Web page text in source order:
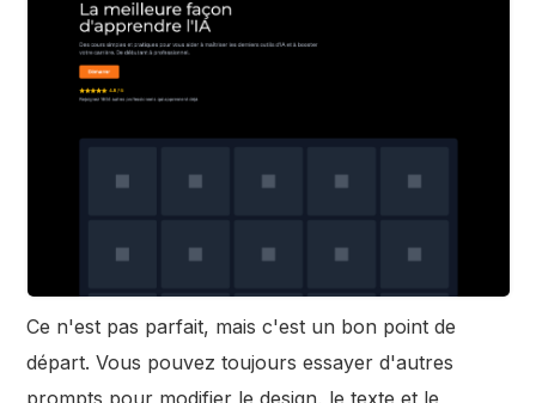
Ce n'est pas parfait, mais c'est un bon point de
départ. Vous pouvez toujours essayer d'autres
prompts pour modifier le design, le texte et le